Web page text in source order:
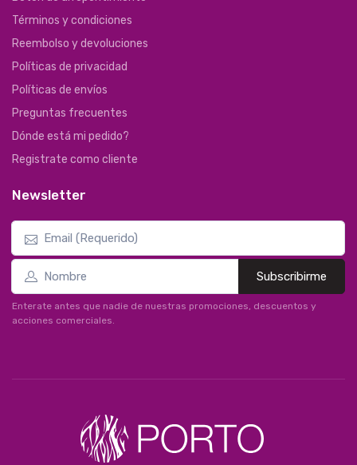
Términos y condiciones
Reembolso y devoluciones
Políticas de privacidad
Políticas de envíos
Preguntas frecuentes
Dónde está mi pedido?
Registrate como cliente
Newsletter
Subscribirme
Enterate antes que nadie de nuestras promociones, descuentos y
acciones comerciales.